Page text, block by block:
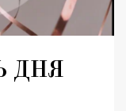
ДНЯ